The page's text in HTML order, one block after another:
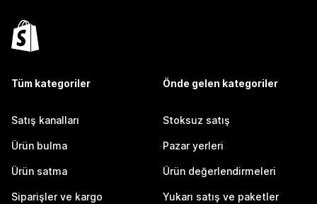
Tüm kategoriler
Satış kanalları
Ürün bulma
Ürün satma
Siparişler ve kargo
Önde gelen kategoriler
Stoksuz satış
Pazar yerleri
Ürün değerlendirmeleri
Yukarı satış ve paketler